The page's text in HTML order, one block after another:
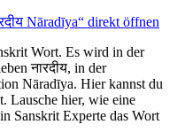
Nāradīya“ direkt öffnen
Wort. Es wird in der
नारदीय, in der
Nāradīya. Hier kannst du
Lausche hier, wie eine
Sanskrit Experte das Wort